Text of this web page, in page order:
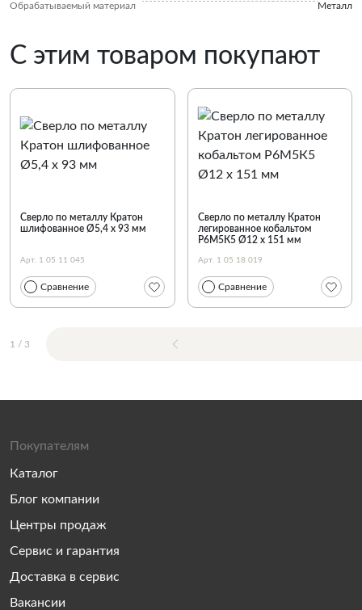
Обрабатываемый материал
Металл
С этим товаром покупают
Сверло по металлу Кратон
шлифованное Ø5,4 х 93 мм
Арт. 1 05 11 045
Сравнение
Сверло по металлу Кратон
легированное кобальтом
Р6М5К5 Ø12 х 151 мм
Арт. 1 05 18 019
Сравнение
1 / 3
Покупателям
Каталог
Блог компании
Центры продаж
Сервис и гарантия
Доставка в сервис
Вакансии